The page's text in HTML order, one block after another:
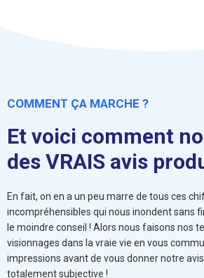
COMMENT ÇA MARCHE ?
Et voici comment
des VRAIS avis
En fait, on en a un peu marre de tous ces
incompréhensibles qui nous inondent sans
le moindre conseil ! Alors nous faisons nos
visionnages dans la vraie vie en vous
impressions avant de vous donner notre
totalement subjective !